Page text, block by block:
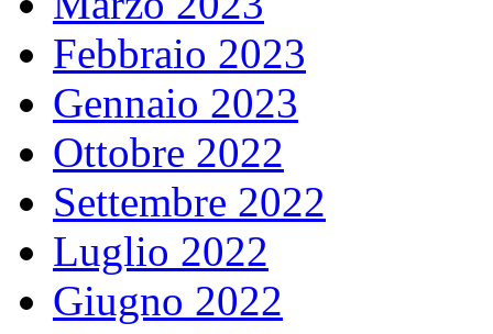
Febbraio 2023
Gennaio 2023
Ottobre 2022
Settembre 2022
Luglio 2022
Giugno 2022